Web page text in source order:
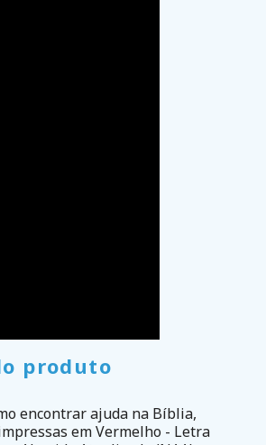
produto
encontrar ajuda na Bíblia,
em Vermelho - Letra